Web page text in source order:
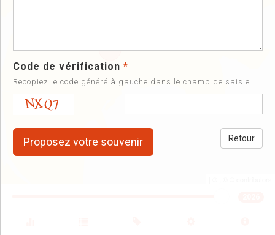
Code de vérification *
Recopiez le code généré à gauche dans le champ de saisie
Retour